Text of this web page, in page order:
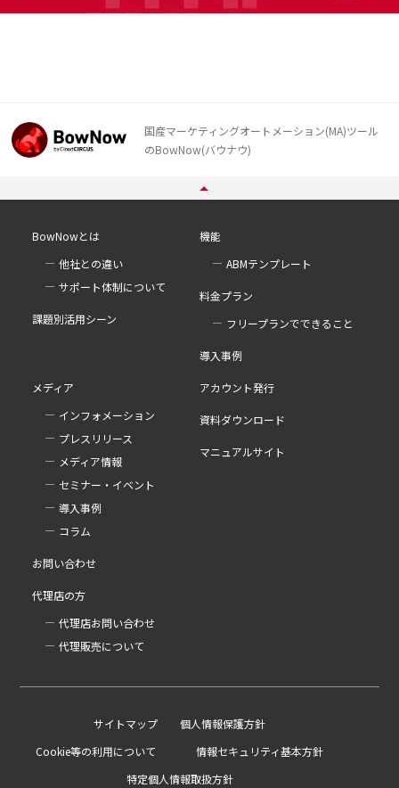
国産マーケティングオートメーション(MA)ツール
のBowNow(バウナウ)
BowNowとは
他社との違い
サポート体制について
課題別活用シーン
機能
ABMテンプレート
料金プラン
フリープランでできること
導入事例
メディア
インフォメーション
プレスリリース
メディア情報
セミナー・イベント
導入事例
コラム
アカウント発行
資料ダウンロード
マニュアルサイト
お問い合わせ
代理店の方
代理店お問い合わせ
代理販売について
サイトマップ
個人情報保護方針
Cookie等の利用について
情報セキュリティ基本方針
特定個人情報取扱方針